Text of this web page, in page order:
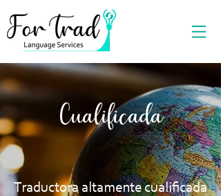
Cualificada
Traductora altamente cualificada